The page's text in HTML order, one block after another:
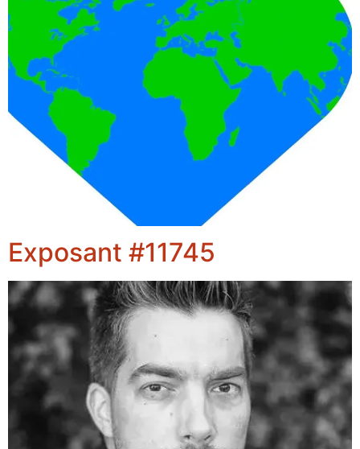
Exposant #11745